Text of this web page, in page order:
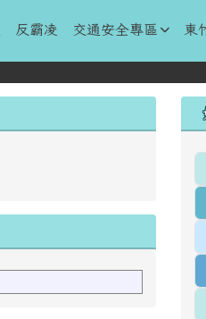
反霸凌 交通安全專區 東